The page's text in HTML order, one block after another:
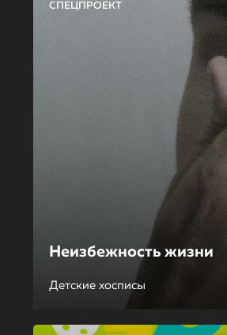
СПЕЦПРОЕКТ
Неизбежность жизни
Детские хосписы